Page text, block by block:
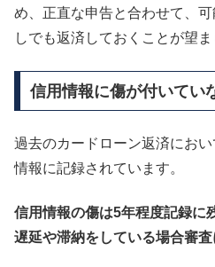
め、正直な申告と合わせて、
しでも返済しておくことが望ま
信用情報に傷が付いてい
過去のカードローン返済にお
情報に記録されています。
信用情報の傷は5年程度記録に
遅延や滞納をしている場合審査